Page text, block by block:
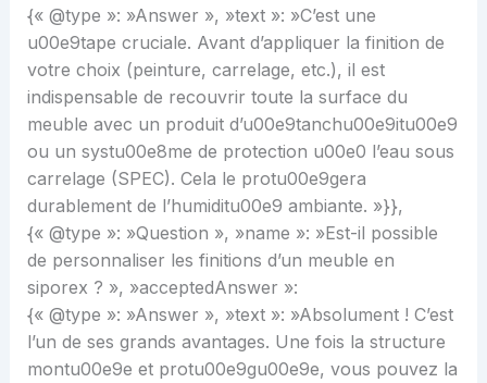
{« @type »: »Answer », »text »: »C’est une
u00e9tape cruciale. Avant d’appliquer la finition de
votre choix (peinture, carrelage, etc.), il est
indispensable de recouvrir toute la surface du
meuble avec un produit d’u00e9tanchu00e9itu00e9
ou un systu00e8me de protection u00e0 l’eau sous
carrelage (SPEC). Cela le protu00e9gera
durablement de l’humiditu00e9 ambiante. »}},
{« @type »: »Question », »name »: »Est-il possible
de personnaliser les finitions d’un meuble en
siporex ? », »acceptedAnswer »:
{« @type »: »Answer », »text »: »Absolument ! C’est
l’un de ses grands avantages. Une fois la structure
montu00e9e et protu00e9gu00e9e, vous pouvez la